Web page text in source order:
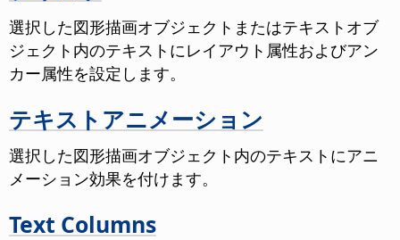
選択した図形描画オブジェクトまたはテキストオブ
ジェクト内のテキストにレイアウト属性およびアン
カー属性を設定します。
テキストアニメーション
選択した図形描画オブジェクト内のテキストにアニ
メーション効果を付けます。
Text Columns